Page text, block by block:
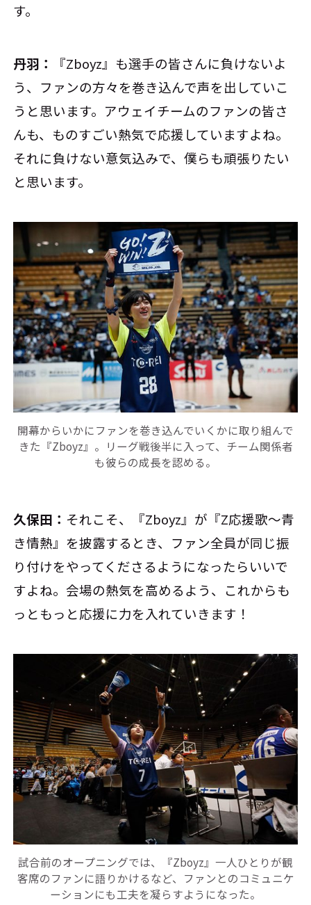
す。
丹羽：
『Zboyz』も選手の皆さんに負けないよ
う、ファンの方々を巻き込んで声を出していこ
うと思います。アウェイチームのファンの皆さ
んも、ものすごい熱気で応援していますよね。
それに負けない意気込みで、僕らも頑張りたい
と思います。
開幕からいかにファンを巻き込んでいくかに取り組んで
きた『Zboyz』。リーグ戦後半に入って、チーム関係者
も彼らの成長を認める。
久保田： それこそ、『Zboyz』が『Z応援歌～青
き情熱』を披露するとき、ファン全員が同じ振
り付けをやってくださるようになったらいいで
すよね。会場の熱気を高めるよう、これからも
っともっと応援に力を入れていきます！
試合前のオープニングでは、『Zboyz』一人ひとりが観
客席のファンに語りかけるなど、ファンとのコミュニケ
ーションにも工夫を凝らすようになった。